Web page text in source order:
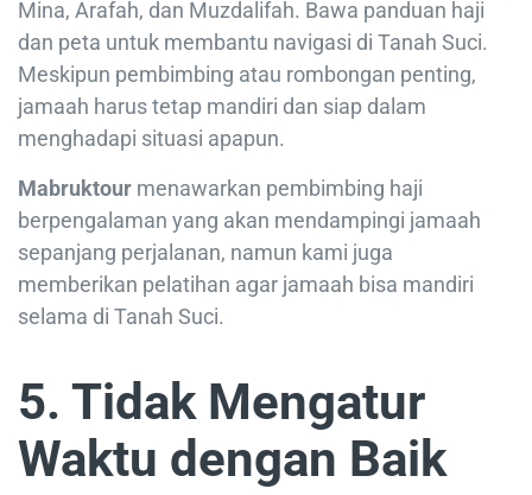
Mina, Arafah, dan Muzdalifah. Bawa panduan haji
dan peta untuk membantu navigasi di Tanah Suci.
Meskipun pembimbing atau rombongan penting,
jamaah harus tetap mandiri dan siap dalam
menghadapi situasi apapun.
Mabruktour menawarkan pembimbing haji
berpengalaman yang akan mendampingi jamaah
sepanjang perjalanan, namun kami juga
memberikan pelatihan agar jamaah bisa mandiri
selama di Tanah Suci.
5. Tidak Mengatur
Waktu dengan Baik